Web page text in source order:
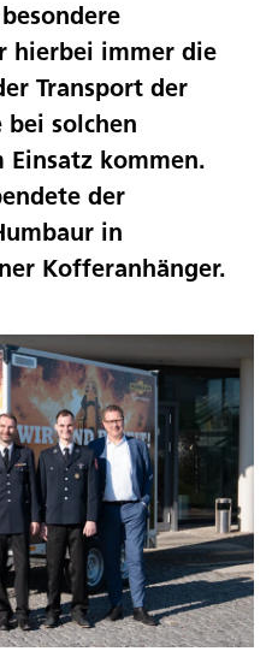
hierbei immer die
Transport der
solchen
Einsatz kommen.
der
in
Kofferanhänger.